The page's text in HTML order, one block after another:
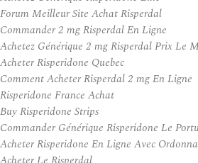
Forum Meilleur Site Achat Risperdal
Commander 2 mg Risperdal En Ligne
Achetez Générique 2 mg Risperdal Prix Le
Acheter Risperidone Quebec
Comment Acheter Risperdal 2 mg En Ligne
Risperidone France Achat
Buy Risperidone Strips
Commander Générique Risperidone Le
Acheter Risperidone En Ligne Avec